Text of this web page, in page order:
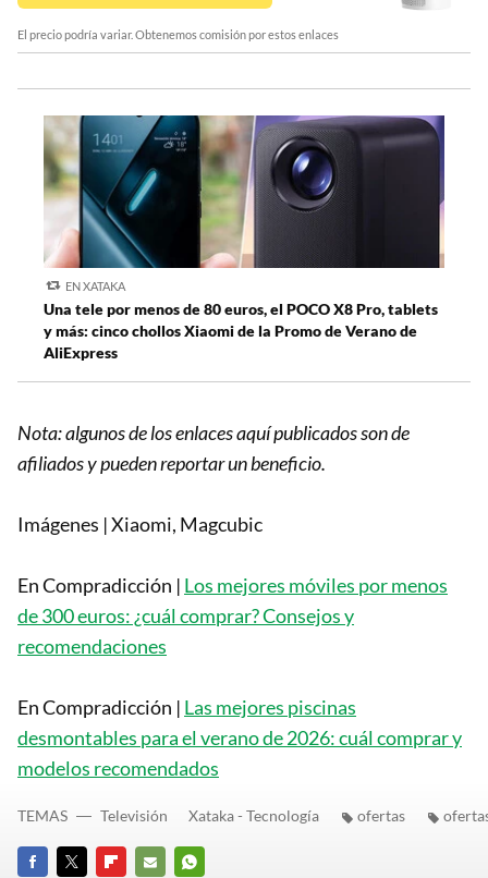
El precio podría variar. Obtenemos comisión por estos enlaces
EN XATAKA
Una tele por menos de 80 euros, el POCO X8 Pro, tablets
y más: cinco chollos Xiaomi de la Promo de Verano de
AliExpress
Nota: algunos de los enlaces aquí publicados son de
afiliados y pueden reportar un beneficio.
Imágenes | Xiaomi, Magcubic
En Compradicción | Los mejores móviles por menos
de 300 euros: ¿cuál comprar? Consejos y
recomendaciones
En Compradicción | Las mejores piscinas
desmontables para el verano de 2026: cuál comprar y
modelos recomendados
TEMAS Televisión Xataka - Tecnología ofertas